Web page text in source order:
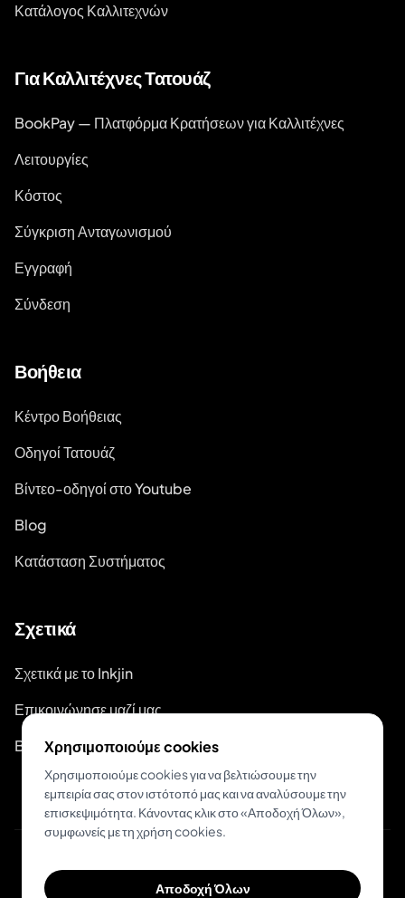
Κατάλογος Καλλιτεχνών
Για Καλλιτέχνες Τατουάζ
BookPay — Πλατφόρμα Κρατήσεων για Καλλιτέχνες
Λειτουργίες
Κόστος
Σύγκριση Ανταγωνισμού
Εγγραφή
Σύνδεση
Βοήθεια
Κέντρο Βοήθειας
Οδηγοί Τατουάζ
Βίντεο-οδηγοί στο Youtube
Blog
Κατάσταση Συστήματος
Σχετικά
Σχετικά με το Inkjin
Επικοινώνησε μαζί μας
Branding Kit
© 2026 Inkjin
Χρησιμοποιούμε cookies
Χρησιμοποιούμε cookies για να βελτιώσουμε την
εμπειρία σας στον ιστότοπό μας και να αναλύσουμε την
επισκεψιμότητα. Κάνοντας κλικ στο «Αποδοχή Όλων»,
συμφωνείς με τη χρήση cookies.
Αποδοχή Όλων